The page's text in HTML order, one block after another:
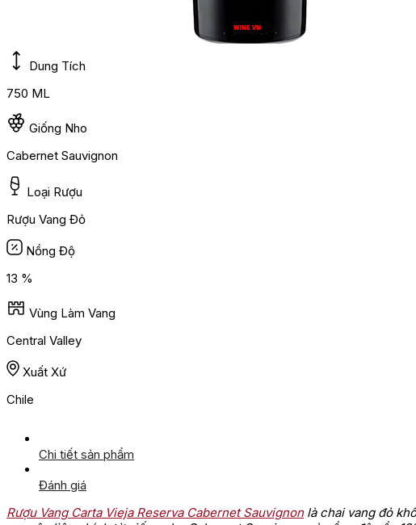
Dung Tích
750 ML
Giống Nho
Cabernet Sauvignon
Loại Rượu
Rượu Vang Đỏ
Nồng Độ
13 %
Vùng Làm Vang
Central Valley
Xuất Xứ
Chile
Chi tiết sản phẩm
Đánh giá
Rượu Vang Carta Vieja Reserva Cabernet Sauvignonlà chai vang đỏ